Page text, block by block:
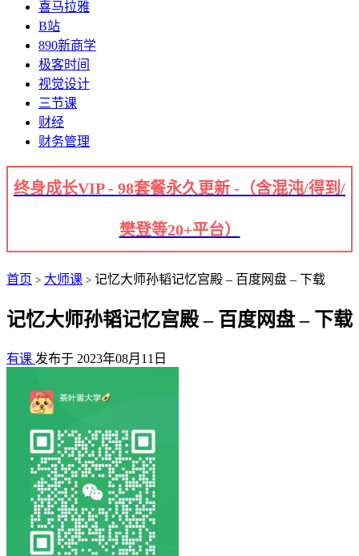
喜马拉雅
B站
890新商学
极客时间
视觉设计
三节课
财经
财务管理
终身成长VIP - 98套餐永久更新 -（含混沌/得到/
樊登等20+平台）
首页 > 大师课 > 记忆大师孙韬记忆宫殿 – 百度网盘 – 下载
记忆大师孙韬记忆宫殿 – 百度网盘 – 下载
有课 发布于 2023年08月11日